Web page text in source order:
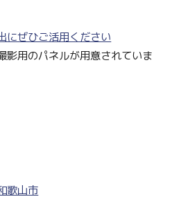
にぜひご活用ください
影用のパネルが用意されていま
歌山市